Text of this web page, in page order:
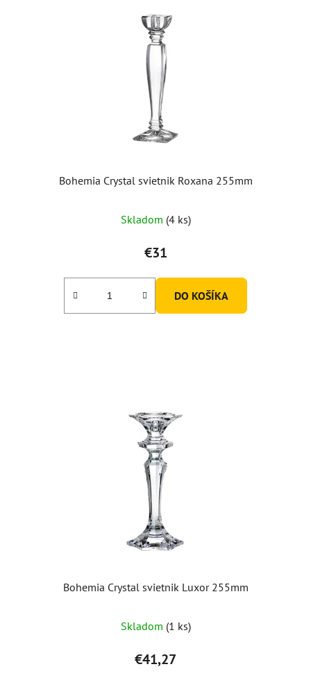
Bohemia Crystal svietnik Roxana 255mm
Skladom (4 ks)
€31
DO KOŠÍKA
Bohemia Crystal svietnik Luxor 255mm
Skladom (1 ks)
€41,27